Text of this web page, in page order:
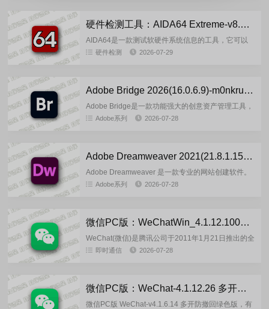
硬件检测工具：AIDA64 Extreme-v8.35 中文注册版
AIDA64是一款测试软硬件系统信息的工具，它可以
详细的显示出电脑硬件的各一个方面的信息。
硬件检测 2026-07-29
Adobe Bridge 2026(16.0.6.9)-m0nkrus 多语言版
Adobe Bridge是一款功能强大的创意资产管理工具，
可让您快速轻松地查看、选择、组织、编辑和共享多
Adobe系列 2026-07-28
Adobe Dreamweaver 2021(21.8.1.15907)-m0nkrus 多语言版
Adobe Dreamweaver 是一款专业的网站创建软件。
该程序使设计、编写和发布交互式网站及网页应用变
Adobe系列 2026-07-28
微信PC版：WeChatWin_4.1.12.1000(2026.07.27)官方正式版
WeChat(微信)是腾讯公司于2011年1月21日推出的全
球性即时通讯与社交平台，中文名为“微信”，在海外
即时通信 2026-07-28
微信PC版：WeChat-4.1.12.26 多开防撤回绿色版
微信PC版 WeChat-v4.1.6.14 多开防撤回绿色版，有